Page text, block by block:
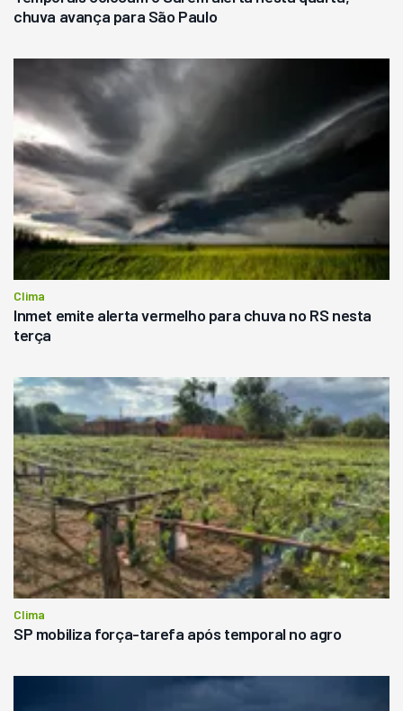
chuva avança para São Paulo
Clima
Inmet emite alerta vermelho para chuva no RS nesta
terça
Clima
SP mobiliza força-tarefa após temporal no agro